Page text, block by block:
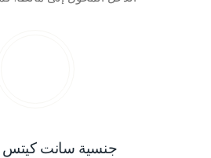
جنسية سانت كيتس